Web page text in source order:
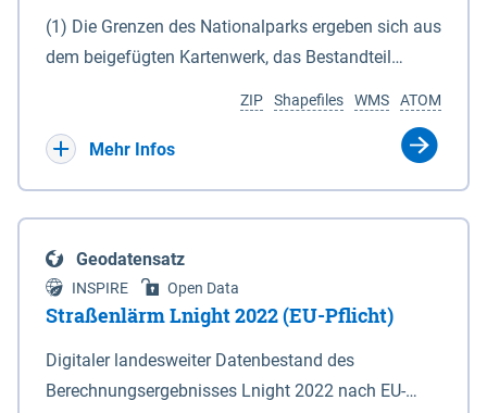
(1) Die Grenzen des Nationalparks ergeben sich aus
dem beigefügten Kartenwerk, das Bestandteil
(DTK) im Maßstab 1 : 100 000 (Anlage 2), 2.
verkleinerte Amtliche Karte 1 : 5 000 (AK5) im
projizierte Koordinaten im Europäischen
Terrestrischen Referenzsystem 1989 (ETRS 89) mit
der Universalen Transversalen Mercator-Abbildung
bezogen auf die Zone 32 N (UTM 32N) dargestellt
(Anlage 4); Gleiches gilt für die geografischen
ATOM
WMS
Shapefiles
ZIP
Mehr Infos
Geodatensatz
INSPIRE Open Data
Straßenlärm Lnight 2022 (EU-Pflicht)
Digitaler landesweiter Datenbestand des
Berechnungsergebnisses Lnight 2022 nach EU-